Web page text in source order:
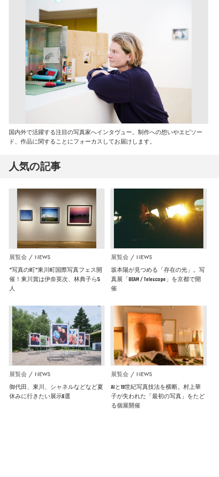
国内外で活躍する注目の写真家へインタヴュー。制作への想いやエピソー
ド、作品に関することにフォーカスしてお届けします。
人気の記事
展覧会 NEWS
”写真の町”東川町国際写真フェス開
催！東川賞は伊奈英次、林典子ら5
人
展覧会 NEWS
坂本陽が見つめる「存在の光」。写
真展「BEAM / Telescope」を京都で開
催
展覧会 NEWS
御代田、東川、シャネルなどなど夏
休みに行きたい展示6選
展覧会 NEWS
AIと19世紀写真技法を横断。村上華
子が失われた「最初の写真」をたど
る個展開催